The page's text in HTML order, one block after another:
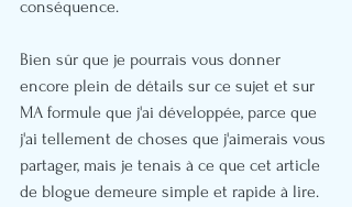
conséquence.
Bien sûr que je pourrais vous donner
encore plein de détails sur ce sujet et sur
MA formule que j'ai développée, parce que
j'ai tellement de choses que j'aimerais vous
partager, mais je tenais à ce que cet article
de blogue demeure simple et rapide à lire.